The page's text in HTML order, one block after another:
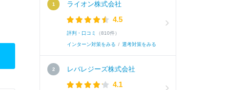
ライオン株式会社
4.5
評判・口コミ （810件）
インターン対策をみる / 選考対策をみる
レバレジーズ株式会社
4.1